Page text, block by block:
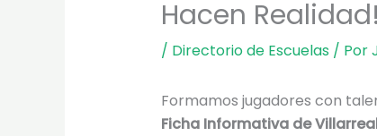
Hacen Realidad!
/ Directorio de Escuelas/ Por
Formamos jugadores con
Ficha Informativa de